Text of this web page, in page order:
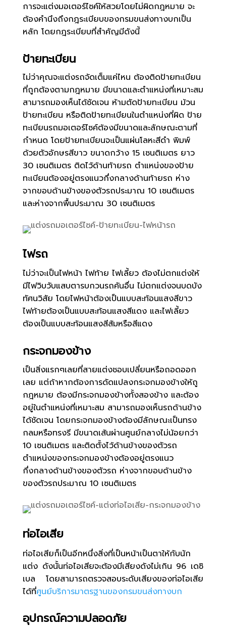
การจะแต่งมอเตอร์ไซค์ให้สวยโดยไม่ผิดกฎหมาย จะ
ต้องคำนึงถึงกฎระเบียบของกรมขนส่งทางบกเป็น
หลัก โดยกฎระเบียบที่สำคัญมีดังนี้
ป้ายทะเบียน
ไม่ว่าคุณจะแต่งรถจัดเต็มแค่ไหน ต้องติดป้ายทะเบียน
ที่ถูกต้องตามกฎหมาย มีขนาดและตำแหน่งที่เหมาะสม
สามารถมองเห็นได้ชัดเจน ห้ามตัดป้ายทะเบียน ม้วน
ป้ายทะเบียน หรือติดป้ายทะเบียนในตำแหน่งที่ผิด ป้าย
ทะเบียนรถมอเตอร์ไซค์ต้องมีขนาดและลักษณะตามที่
กำหนด โดยป้ายทะเบียนจะเป็นแผ่นโลหะสีดำ พิมพ์
ด้วยตัวอักษรสีขาว ขนาดกว้าง 15 เซนติเมตร ยาว
30 เซนติเมตร ติดไว้ด้านท้ายรถ ตำแหน่งของป้าย
ทะเบียนต้องอยู่ตรงแนวกึ่งกลางด้านท้ายรถ ห่าง
จากขอบด้านข้างของตัวรถประมาณ 10 เซนติเมตร
และห่างจากพื้นประมาณ 30 เซนติเมตร
ไฟรถ
ไม่ว่าจะเป็นไฟหน้า ไฟท้าย ไฟเลี้ยว ต้องไม่ตกแต่งให้
มีไฟวิบวับแสบตารบกวนรถคันอื่น ไม่ตกแต่งจนบดบัง
ทัศนวิสัย โดยไฟหน้าต้องเป็นแบบสะท้อนแสงสีขาว
ไฟท้ายต้องเป็นแบบสะท้อนแสงสีแดง และไฟเลี้ยว
ต้องเป็นแบบสะท้อนแสงสีส้มหรือสีแดง
กระจกมองข้าง
เป็นสิ่งแรกๆเลยที่สายแต่งชอบเปลี่ยนหรือถอดออก
เลย แต่ถ้าหากต้องการดัดแปลงกระจกมองข้างให้ถู
กฎหมาย ต้องมีกระจกมองข้างทั้งสองข้าง และต้อง
อยู่ในตำแหน่งที่เหมาะสม สามารถมองเห็นรถด้านข้าง
ได้ชัดเจน โดยกระจกมองข้างต้องมีลักษณะเป็นทรง
กลมหรือทรงรี มีขนาดเส้นผ่านศูนย์กลางไม่น้อยกว่า
10 เซนติเมตร และติดตั้งไว้ด้านข้างของตัวรถ
ตำแหน่งของกระจกมองข้างต้องอยู่ตรงแนว
กึ่งกลางด้านข้างของตัวรถ ห่างจากขอบด้านข้าง
ของตัวรถประมาณ 10 เซนติเมตร
ท่อไอเสีย
ท่อไอเสียก็เป็นอีกหนึ่งสิ่งที่เป็นหน้าเป็นตาให้กับนัก
แต่ง ดังนั้นท่อไอเสียจะต้องมีเสียงดังไม่เกิน 96 เดซิ
เบล โดยสามารถตรวจสอบระดับเสียงของท่อไอเสีย
ได้ที่ศูนย์บริการมาตรฐานของกรมขนส่งทางบก
อุปกรณ์ความปลอดภัย